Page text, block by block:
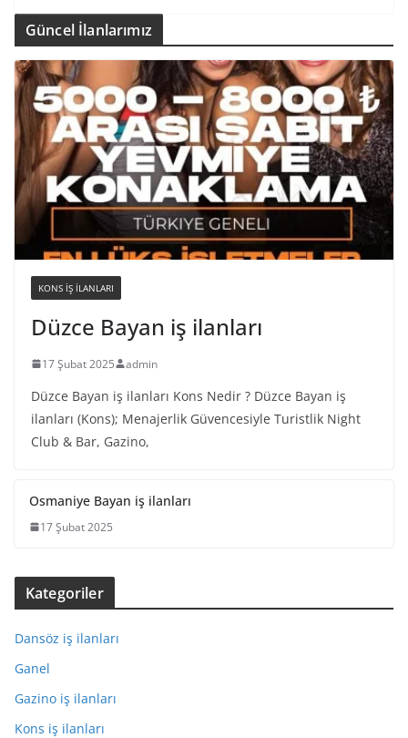
Güncel İlanlarımız
KONS IŞ ILANLARI
Düzce Bayan iş ilanları
17 Şubat 2025 admin
Düzce Bayan iş ilanları Kons Nedir ? Düzce Bayan iş
ilanları (Kons); Menajerlik Güvencesiyle Turistlik Night
Club & Bar, Gazino,
Osmaniye Bayan iş ilanları
17 Şubat 2025
Kategoriler
Dansöz iş ilanları
Ganel
Gazino iş ilanları
Kons iş ilanları